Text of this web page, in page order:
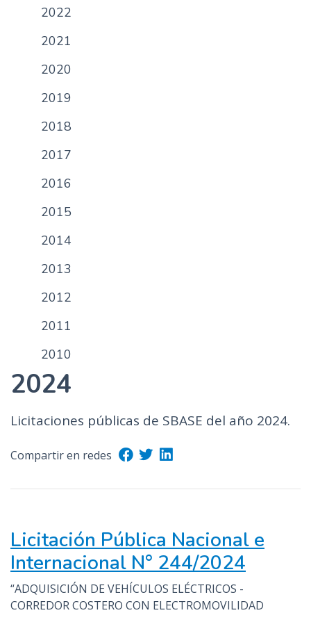
2022
2021
2020
2019
2018
2017
2016
2015
2014
2013
2012
2011
2010
2024
Licitaciones públicas de SBASE del año 2024.
Compartir en redes
Licitación Pública Nacional e
Internacional N° 244/2024
“ADQUISICIÓN DE VEHÍCULOS ELÉCTRICOS -
CORREDOR COSTERO CON ELECTROMOVILIDAD